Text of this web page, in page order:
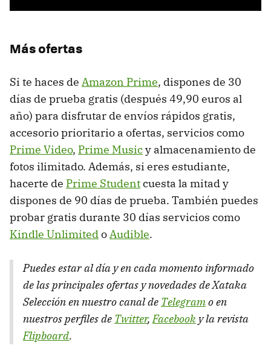
Más ofertas
Si te haces de Amazon Prime, dispones de 30
días de prueba gratis (después 49,90 euros al
año) para disfrutar de envíos rápidos gratis,
accesorio prioritario a ofertas, servicios como
Prime Video, Prime Musicy almacenamiento de
fotos ilimitado. Además, si eres estudiante,
hacerte de Prime Studentcuesta la mitad y
dispones de 90 días de prueba. También puedes
probar gratis durante 30 días servicios como
Kindle UnlimitedoAudible.
Puedes estar al día y en cada momento informado
de las principales ofertas y novedades de Xataka
Selección en nuestro canal de Telegramo en
nuestros perfiles de Twitter,Facebook y la revista
Flipboard.